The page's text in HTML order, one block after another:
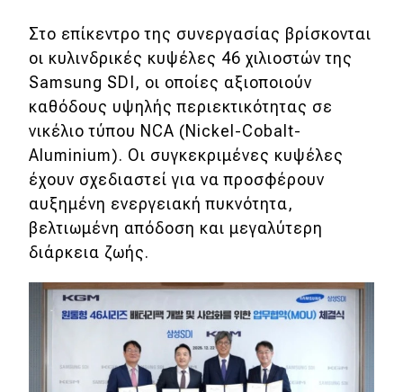
Motorsport
Eco
Νέα
Τεχνολογία
Mobility
Σταθμοί φόρτισης
Classic
Παρουσιάσεις
Στο επίκεντρο της συνεργασίας βρίσκονται
οι κυλινδρικές κυψέλες 46 χιλιοστών της
Samsung SDI, οι οποίες αξιοποιούν
καθόδους υψηλής περιεκτικότητας σε
νικέλιο τύπου NCA (Nickel-Cobalt-
Aluminium). Οι συγκεκριμένες κυψέλες
έχουν σχεδιαστεί για να προσφέρουν
αυξημένη ενεργειακή πυκνότητα,
βελτιωμένη απόδοση και μεγαλύτερη
διάρκεια ζωής.